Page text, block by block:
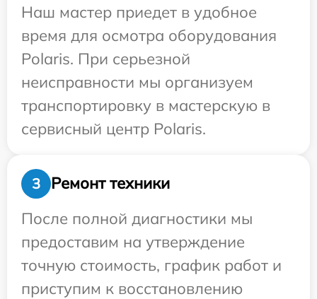
Наш мастер приедет в удобное
время для осмотра оборудования
Polaris. При серьезной
неисправности мы организуем
транспортировку в мастерскую в
сервисный центр Polaris.
3
Ремонт техники
После полной диагностики мы
предоставим на утверждение
точную стоимость, график работ и
приступим к восстановлению